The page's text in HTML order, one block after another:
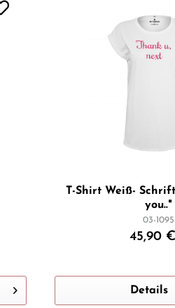
T-Shirt Weiß-
you.."
03-1095
45,90
Details